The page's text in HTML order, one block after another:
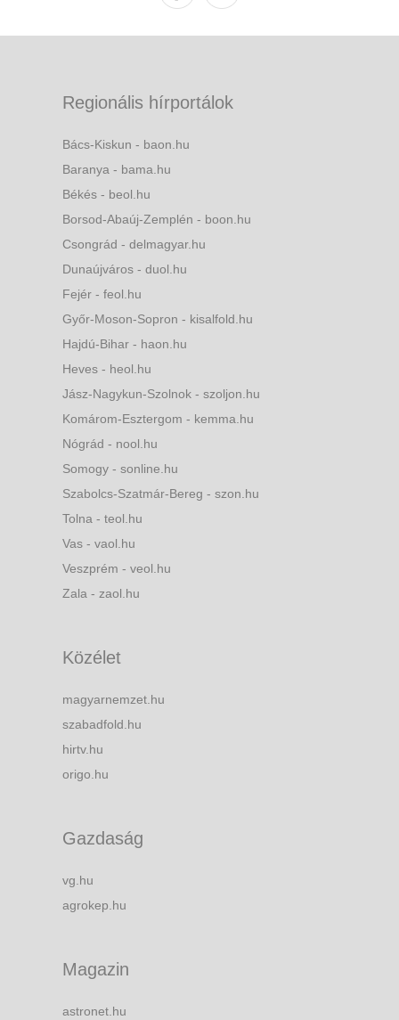
Regionális hírportálok
Bács-Kiskun - baon.hu
Baranya - bama.hu
Békés - beol.hu
Borsod-Abaúj-Zemplén - boon.hu
Csongrád - delmagyar.hu
Dunaújváros - duol.hu
Fejér - feol.hu
Győr-Moson-Sopron - kisalfold.hu
Hajdú-Bihar - haon.hu
Heves - heol.hu
Jász-Nagykun-Szolnok - szoljon.hu
Komárom-Esztergom - kemma.hu
Nógrád - nool.hu
Somogy - sonline.hu
Szabolcs-Szatmár-Bereg - szon.hu
Tolna - teol.hu
Vas - vaol.hu
Veszprém - veol.hu
Zala - zaol.hu
Közélet
magyarnemzet.hu
szabadfold.hu
hirtv.hu
origo.hu
Gazdaság
vg.hu
agrokep.hu
Magazin
astronet.hu